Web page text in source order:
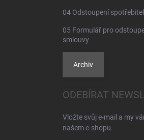
04 Odstoupení
05 Formulář pro
smlouvy
Archiv
ODEBÍRAT
Vložte svůj e-mail a my
našem e-shopu.